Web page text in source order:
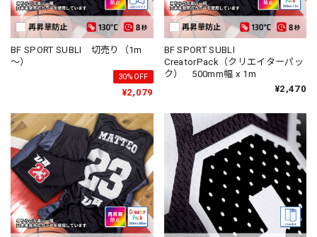
BF SPORT SUBLI 切売り（1m
～）
30%OFF
¥2,079
BF SPORT SUBLI
CreatorPack（クリエイターパッ
ク） 500mm幅 x 1m
¥2,470